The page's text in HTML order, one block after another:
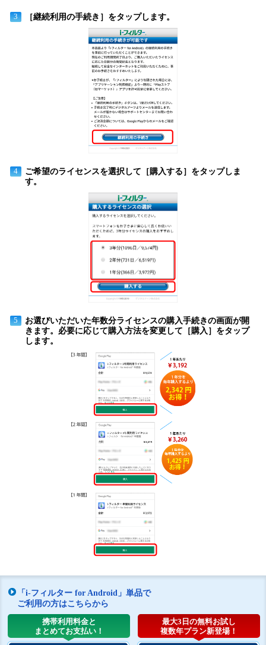
3 ［継続利用の手続き］をタップします。
4
ご希望のライセンスを選択して［購入する］をタップしま
す。
5
お選びいただいた年数分ライセンスの購入手続きの画面が開
きます。必要に応じて購入方法を変更して［購入］をタップ
します。
「i-フィルター for Android」単品で
ご利用の方はこちらから
携帯利用料金と
まとめてお支払い！
最大3日の無料お試し
複数年プラン新登場！